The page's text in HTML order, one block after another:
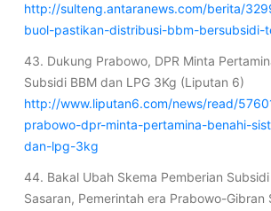
http://sulteng.antaranews.com/berita/
buol-pastikan-distribusi-bbm-bersubsidi-
43. Dukung Prabowo, DPR Minta
Subsidi BBM dan LPG 3Kg (Liputan 6)
http://www.liputan6.com/news/read/
prabowo-dpr-minta-pertamina-benahi-
dan-lpg-3kg
44. Bakal Ubah Skema Pemberian
Sasaran, Pemerintah era Prabowo-Gibran